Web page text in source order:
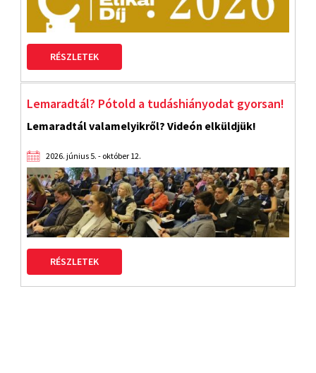
RÉSZLETEK
Lemaradtál? Pótold a tudáshiányodat gyorsan!
Lemaradtál valamelyikről? Videón elküldjük!
2026. június 5. - október 12.
RÉSZLETEK